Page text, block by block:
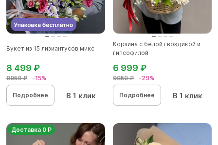
Букет из 15 лизиантусов микс
9950 ₽ -15%
8 499 ₽
Подробнее В 1 клик
Корзина с белой гвоздикой и
гипсофилой
9850 ₽ -29%
6 999 ₽
Подробнее В 1 клик
Доставка 0 Р